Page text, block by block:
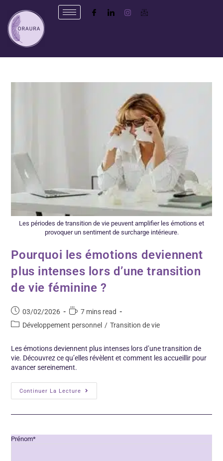
Les périodes de transition de vie peuvent amplifier les émotions et
provoquer un sentiment de surcharge intérieure.
Pourquoi les émotions deviennent
plus intenses lors d’une transition
de vie féminine ?
03/02/2026
7 mins read
Développement personnel / Transition de vie
Les émotions deviennent plus intenses lors d’une transition de
vie. Découvrez ce qu’elles révèlent et comment les accueillir pour
avancer sereinement.
Continuer La Lecture
Prénom*